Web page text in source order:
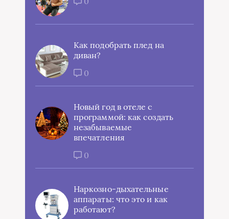
Как подобрать плед на
диван?
0
Новый год в отеле с
программой: как создать
незабываемые
впечатления
0
Наркозно-дыхательные
аппараты: что это и как
работают?